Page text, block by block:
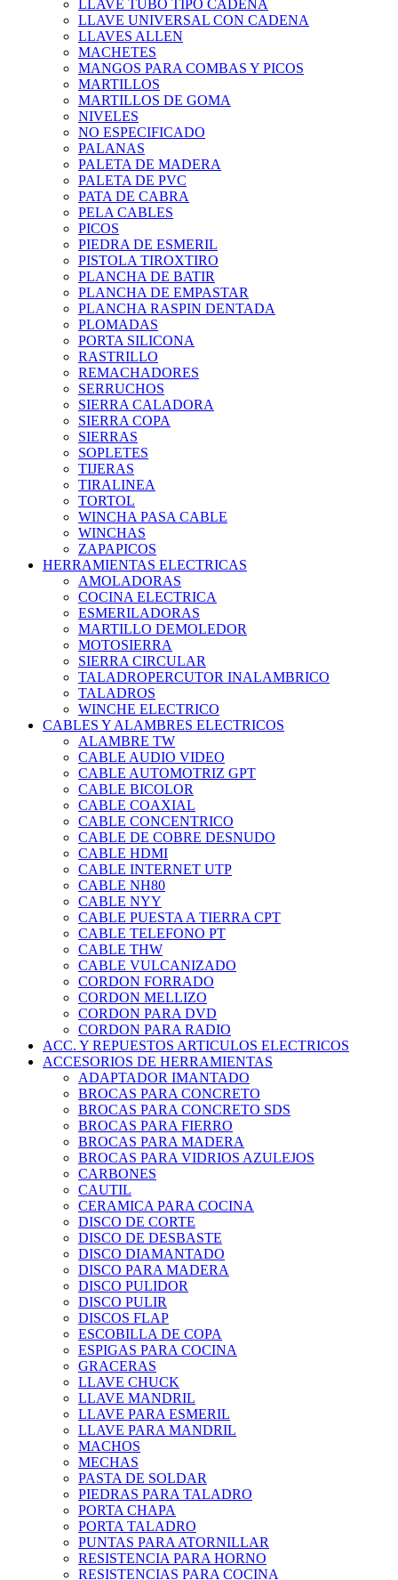
LLAVE TUBO TIPO CADENA
LLAVE UNIVERSAL CON CADENA
LLAVES ALLEN
MACHETES
MANGOS PARA COMBAS Y PICOS
MARTILLOS
MARTILLOS DE GOMA
NIVELES
NO ESPECIFICADO
PALANAS
PALETA DE MADERA
PALETA DE PVC
PATA DE CABRA
PELA CABLES
PICOS
PIEDRA DE ESMERIL
PISTOLA TIROXTIRO
PLANCHA DE BATIR
PLANCHA DE EMPASTAR
PLANCHA RASPIN DENTADA
PLOMADAS
PORTA SILICONA
RASTRILLO
REMACHADORES
SERRUCHOS
SIERRA CALADORA
SIERRA COPA
SIERRAS
SOPLETES
TIJERAS
TIRALINEA
TORTOL
WINCHA PASA CABLE
WINCHAS
ZAPAPICOS
HERRAMIENTAS ELECTRICAS
AMOLADORAS
COCINA ELECTRICA
ESMERILADORAS
MARTILLO DEMOLEDOR
MOTOSIERRA
SIERRA CIRCULAR
TALADROPERCUTOR INALAMBRICO
TALADROS
WINCHE ELECTRICO
CABLES Y ALAMBRES ELECTRICOS
ALAMBRE TW
CABLE AUDIO VIDEO
CABLE AUTOMOTRIZ GPT
CABLE BICOLOR
CABLE COAXIAL
CABLE CONCENTRICO
CABLE DE COBRE DESNUDO
CABLE HDMI
CABLE INTERNET UTP
CABLE NH80
CABLE NYY
CABLE PUESTA A TIERRA CPT
CABLE TELEFONO PT
CABLE THW
CABLE VULCANIZADO
CORDON FORRADO
CORDON MELLIZO
CORDON PARA DVD
CORDON PARA RADIO
ACC. Y REPUESTOS ARTICULOS ELECTRICOS
ACCESORIOS DE HERRAMIENTAS
ADAPTADOR IMANTADO
BROCAS PARA CONCRETO
BROCAS PARA CONCRETO SDS
BROCAS PARA FIERRO
BROCAS PARA MADERA
BROCAS PARA VIDRIOS AZULEJOS
CARBONES
CAUTIL
CERAMICA PARA COCINA
DISCO DE CORTE
DISCO DE DESBASTE
DISCO DIAMANTADO
DISCO PARA MADERA
DISCO PULIDOR
DISCO PULIR
DISCOS FLAP
ESCOBILLA DE COPA
ESPIGAS PARA COCINA
GRACERAS
LLAVE CHUCK
LLAVE MANDRIL
LLAVE PARA ESMERIL
LLAVE PARA MANDRIL
MACHOS
MECHAS
PASTA DE SOLDAR
PIEDRAS PARA TALADRO
PORTA CHAPA
PORTA TALADRO
PUNTAS PARA ATORNILLAR
RESISTENCIA PARA HORNO
RESISTENCIAS PARA COCINA